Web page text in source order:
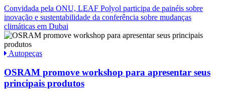
Convidada pela ONU, LEAF Polyol participa de painéis sobre
inovação e sustentabilidade da conferência sobre mudanças
climáticas em Dubai
Autopeças
OSRAM promove workshop para apresentar seus
principais produtos